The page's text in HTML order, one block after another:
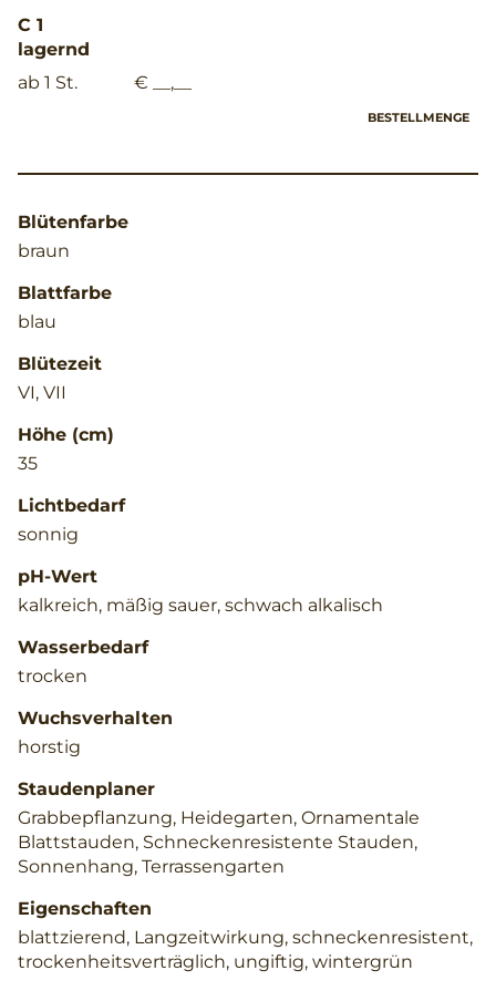
C 1
lagernd
ab 1 St.
€ __,__
BESTELLMENGE
Blütenfarbe
braun
Blattfarbe
blau
Blütezeit
VI, VII
Höhe (cm)
35
Lichtbedarf
sonnig
pH-Wert
kalkreich, mäßig sauer, schwach alkalisch
Wasserbedarf
trocken
Wuchsverhalten
horstig
Staudenplaner
Grabbepflanzung, Heidegarten, Ornamentale
Blattstauden, Schneckenresistente Stauden,
Sonnenhang, Terrassengarten
Eigenschaften
blattzierend, Langzeitwirkung, schneckenresistent,
trockenheitsverträglich, ungiftig, wintergrün